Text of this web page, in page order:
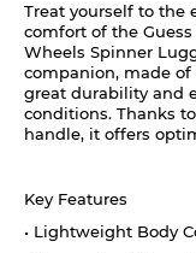
Treat yourself to the
comfort of the
Wheels Spinner
companion, made of
great durability and
conditions. Thanks
handle, it offers
Key Features
• Lightweight Body